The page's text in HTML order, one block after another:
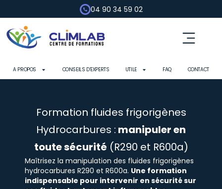
04 90 34 59 02
A PROPOS CONSEILS D’EXPERTS UTILE FAQ CONTACT
Formation fluides frigorigènes
Hydrocarbures : manipuler en
toute sécurité (R290 et R600a)
Maîtrisez la manipulation des fluides frigorigènes
hydrocarbures R290 et R600a. Une formation
indispensable pour intervenir en sécurité sur